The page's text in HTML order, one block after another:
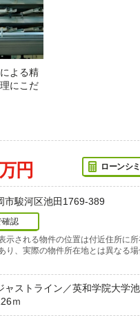
よる精
にこだ
円 ローンシ
市駿河区池田1769-389
確認
示される物件の位置は付近住所に所
り、実際の物件所在地とは異なる場
ャストライン／英和学院大学
ｍ